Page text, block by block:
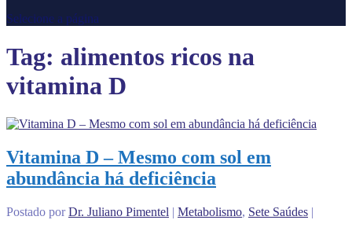
Selecione a página
Tag: alimentos ricos na
vitamina D
Vitamina D – Mesmo com sol em
abundância há deficiência
Postado porDr. Juliano Pimentel | Metabolismo, Sete Saúdes |